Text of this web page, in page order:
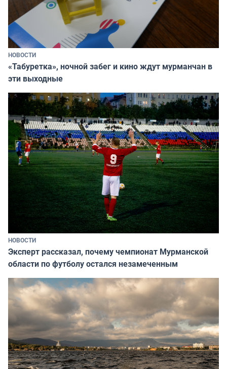
НОВОСТИ
«Табуретка», ночной забег и кино ждут мурманчан в
эти выходные
НОВОСТИ
Эксперт рассказал, почему чемпионат Мурманской
области по футболу остался незамеченным